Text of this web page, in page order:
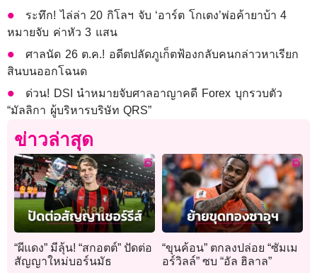
ระทึก! ไล่ล่า 20 กิโลฯ จับ ‘อาร์ต โกเตง’พ่อค้ายาบ้า 4
หมายจับ ค่าหัว 3 แสน
ศาลนัด 26 ต.ค.! อดีตปลัดภูเก็ตฟ้องกลับคนกล่าวหาเรียก
สินบนออกโฉนด
ด่วน! DSI นำหมายจับศาลอาญาคดี Forex บุกรวบตัว
“มัลลิกา ผู้บริหารบริษัท QRS”
ข่าวล่าสุด
“ผีแดง” มีลุ้น! “สกอตต์” ปัดต่อ
สัญญาใหม่บอร์นมัธ
“ขุนค้อน” ตกลงปล่อย “ซัมเม
อร์วิลล์” ซบ “อัล ฮิลาล”